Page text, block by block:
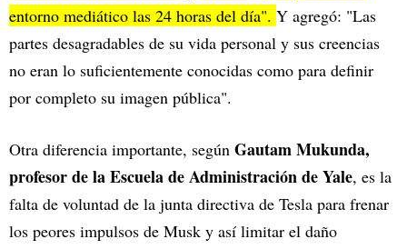
entorno mediático las 24 horas del día". Y agregó: "Las
partes desagradables de su vida personal y sus creencias
no eran lo suficientemente conocidas como para definir
por completo su imagen pública".
Otra diferencia importante, según Gautam Mukunda,
profesor de la Escuela de Administración de Yale, es la
falta de voluntad de la junta directiva de Tesla para frenar
los peores impulsos de Musk y así limitar el daño